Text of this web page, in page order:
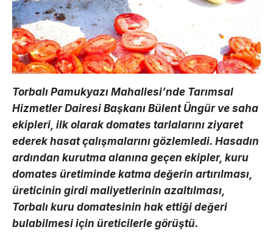
Torbalı Pamukyazı Mahallesi’nde Tarımsal
Hizmetler Dairesi Başkanı Bülent Üngür ve saha
ekipleri, ilk olarak domates tarlalarını ziyaret
ederek hasat çalışmalarını gözlemledi. Hasadın
ardından kurutma alanına geçen ekipler, kuru
domates üretiminde katma değerin artırılması,
üreticinin girdi maliyetlerinin azaltılması,
Torbalı kuru domatesinin hak ettiği değeri
bulabilmesi için üreticilerle görüştü.